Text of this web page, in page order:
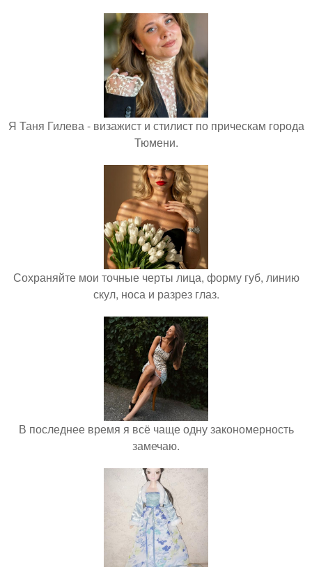
Я Таня Гилева - визажист и стилист по прическам города
Тюмени.
Сохраняйте мои точные черты лица, форму губ, линию
скул, носа и разрез глаз.
В последнее время я всё чаще одну закономерность
замечаю.